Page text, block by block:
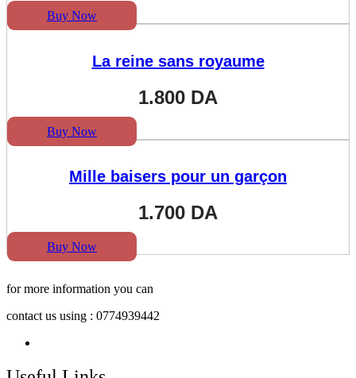
Buy Now
La reine sans royaume
1.800 DA
Buy Now
Mille baisers pour un garçon
1.700 DA
Buy Now
for more information you can
contact us using : 0774939442